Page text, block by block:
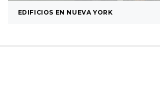
EDIFICIOS EN NUEVA YORK